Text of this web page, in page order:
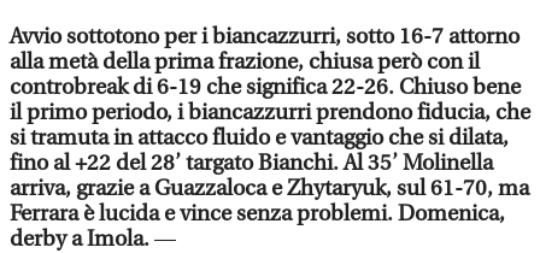
Avvio sottotono per i biancazzurri, sotto 16-7 attorno
alla metà della prima frazione, chiusa però con il
controbreak di 6-19 che significa 22-26. Chiuso bene
il primo periodo, i biancazzurri prendono fiducia, che
si tramuta in attacco fluido e vantaggio che si dilata,
fino al +22 del 28’ targato Bianchi. Al 35’ Molinella
arriva, grazie a Guazzaloca e Zhytaryuk, sul 61-70, ma
Ferrara è lucida e vince senza problemi. Domenica,
derby a Imola.—